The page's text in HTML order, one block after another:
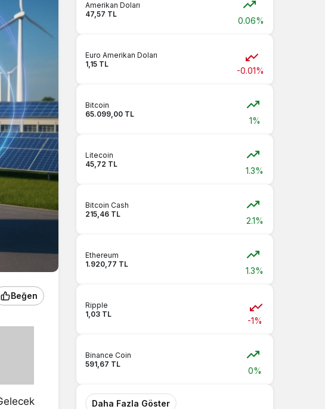
Beğen
Amerikan Doları
47,57 TL
0.06%
Euro Amerikan Doları
1,15 TL
-0.01%
Bitcoin
65.099,00 TL
1%
Litecoin
45,72 TL
1.3%
Bitcoin Cash
215,46 TL
2.1%
Ethereum
1.920,77 TL
1.3%
Ripple
1,03 TL
-1%
Binance Coin
591,67 TL
0%
Daha Fazla Göster